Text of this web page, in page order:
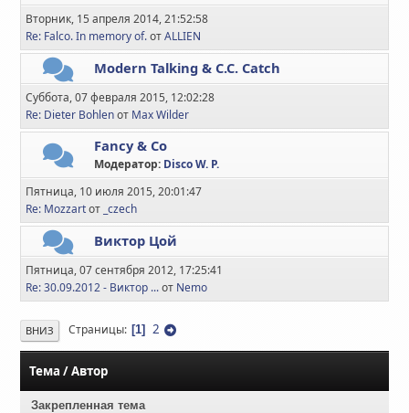
Вторник, 15 апреля 2014, 21:52:58
Re: Falco. In memory of.отALLIEN
Modern Talking & C.C. Catch
Суббота, 07 февраля 2015, 12:02:28
Re: Dieter Bohlenот Max Wilder
Fancy & Co
Модератор: Disco W. P.
Пятница, 10 июля 2015, 20:01:47
Re: Mozzartот _czech
Виктор Цой
Пятница, 07 сентября 2012, 17:25:41
Re: 30.09.2012 - Виктор ...от Nemo
ВНИЗ Страницы 1 2
Тема /Автор
Закрепленная тема